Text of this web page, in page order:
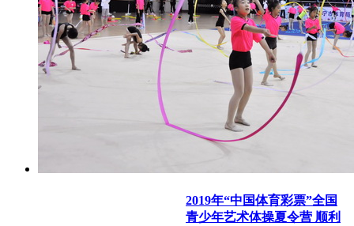
2019年“中国体育彩票”全国
青少年艺术体操夏令营 顺利